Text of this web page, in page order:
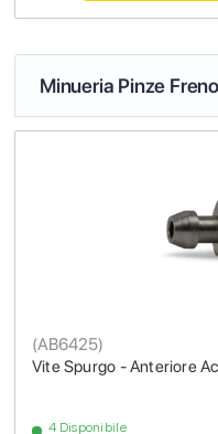
Minueria Pinze Freno
Vite Spurgo - Anteriore
(AB6425)
4 Disponibile